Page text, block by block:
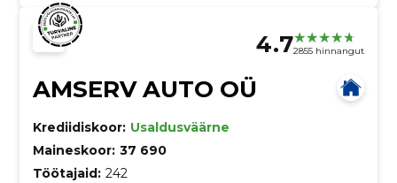
4.72855 hinnangut
AMSERV AUTO OÜ
Krediidiskoor: Usaldusväärne
Maineskoor: 37 690
Töötajaid: 242